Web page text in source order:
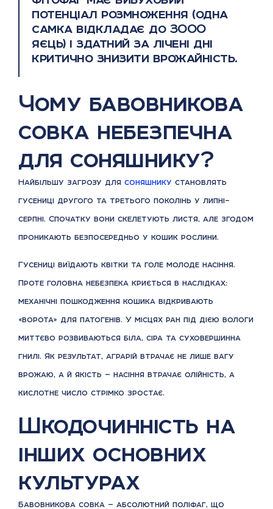
потенціал розмноження (одна
самка відкладає до 3000
яєць) і здатний за лічені дні
критично знизити врожайність.
Чому бавовникова
совка небезпечна
для соняшнику?
Найбільшу загрозу для соняшнику становлять
гусениці другого та третього поколінь у липні–
серпні. Спочатку вони скелетують листя, але згодом
проникають безпосередньо у кошик рослини.
Гусениці виїдають квітки та голе молоде насіння.
Проте головна небезпека криється в наслідках:
механічні пошкодження кошика відкривають
«ворота» для патогенів. У місцях ран під дією вологи
миттєво розвиваються біла, сіра та суховершинна
гнилі. Як результат, аграрій втрачає не лише вагу
врожаю, а й якість — насіння втрачає олійність, а
кислотне число стрімко зростає.
Шкодочинність на
інших основних
культурах
Бавовникова совка — абсолютний поліфаг, що